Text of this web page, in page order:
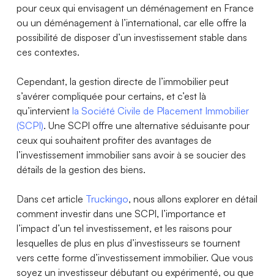
pour ceux qui envisagent un déménagement en France
ou un déménagement à l’international, car elle offre la
possibilité de disposer d’un investissement stable dans
ces contextes.
Cependant, la gestion directe de l’immobilier peut
s’avérer compliquée pour certains, et c’est là
qu’intervient la Société Civile de Placement Immobilier
(SCPI). Une SCPI offre une alternative séduisante pour
ceux qui souhaitent profiter des avantages de
l’investissement immobilier sans avoir à se soucier des
détails de la gestion des biens.
Dans cet article Truckingo, nous allons explorer en détail
comment investir dans une SCPI, l’importance et
l’impact d’un tel investissement, et les raisons pour
lesquelles de plus en plus d’investisseurs se tournent
vers cette forme d’investissement immobilier. Que vous
soyez un investisseur débutant ou expérimenté, ou que